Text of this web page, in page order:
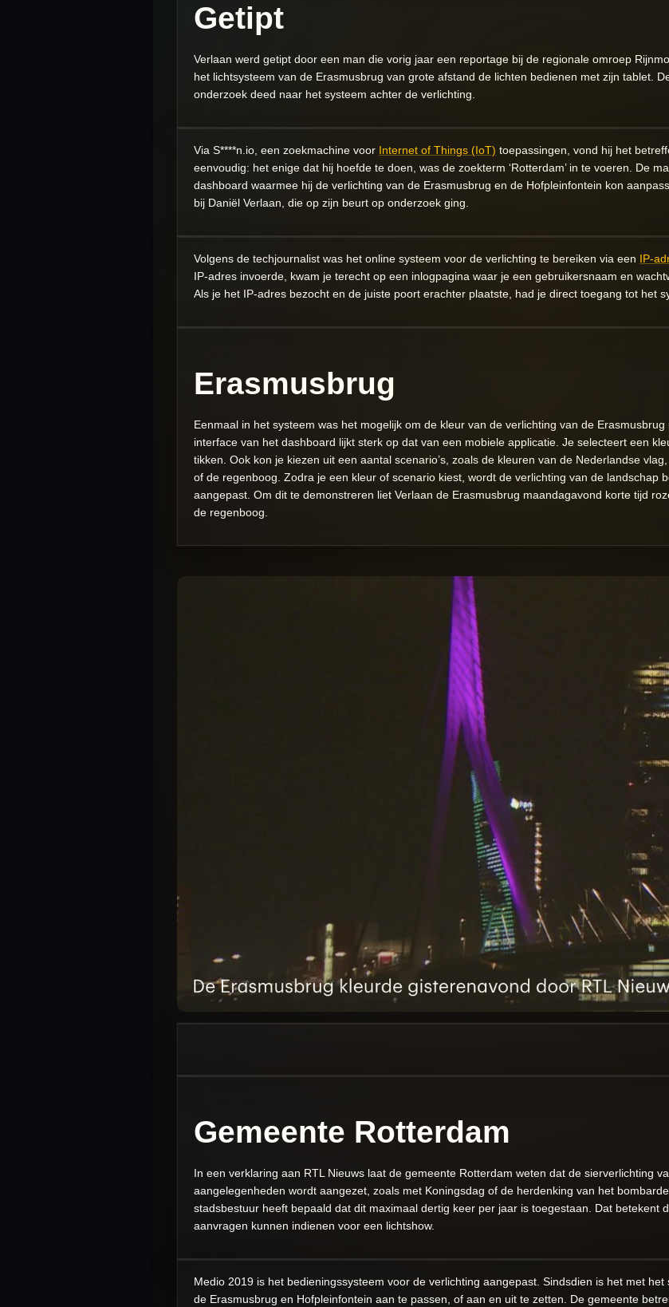
Getipt
Verlaan werd getipt door een man die vorig jaar een reportage bij de regionale omroep
het lichtsysteem van de Erasmusbrug van grote afstand de lichten bedienen met zijn tablet.
onderzoek deed naar het systeem achter de verlichting.
Via S****n.io, een zoekmachine voor Internet of Things (IoT) toepassingen, vond hij het
eenvoudig: het enige dat hij hoefde te doen, was de zoekterm ‘Rotterdam’ in te voeren. De
dashboard waarmee hij de verlichting van de Erasmusbrug en de Hofpleinfontein kon
bij Daniël Verlaan, die op zijn beurt op onderzoek ging.
Volgens de techjournalist was het online systeem voor de verlichting te bereiken via een IP-
IP-adres invoerde, kwam je terecht op een inlogpagina waar je een gebruikersnaam en
Als je het IP-adres bezocht en de juiste poort erachter plaatste, had je direct toegang tot het
Erasmusbrug
Eenmaal in het systeem was het mogelijk om de kleur van de verlichting van de
interface van het dashboard lijkt sterk op dat van een mobiele applicatie. Je selecteert een
tikken. Ook kon je kiezen uit een aantal scenario’s, zoals de kleuren van de Nederlandse
of de regenboog. Zodra je een kleur of scenario kiest, wordt de verlichting van de landschap
aangepast. Om dit te demonstreren liet Verlaan de Erasmusbrug maandagavond korte tijd
de regenboog.
Gemeente Rotterdam
In een verklaring aan RTL Nieuws laat de gemeente Rotterdam weten dat de sierverlichting
aangelegenheden wordt aangezet, zoals met Koningsdag of de herdenking van het
stadsbestuur heeft bepaald dat dit maximaal dertig keer per jaar is toegestaan. Dat betekent
aanvragen kunnen indienen voor een lichtshow.
Medio 2019 is het bedieningssysteem voor de verlichting aangepast. Sindsdien is het met
de Erasmusbrug en Hofpleinfontein aan te passen, of aan en uit te zetten. De gemeente